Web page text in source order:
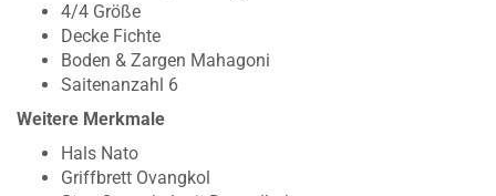
4/4 Größe
Decke Fichte
Boden & Zargen Mahagoni
Saitenanzahl 6
Weitere Merkmale
Hals Nato
Griffbrett Ovangkol